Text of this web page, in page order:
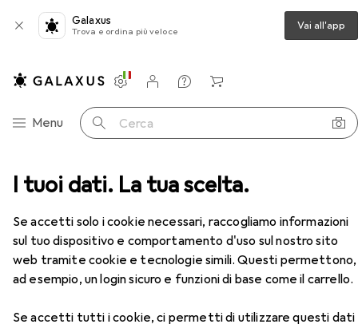
I tuoi dati. La tua scelta.
Se accetti solo i cookie necessari, raccogliamo informazioni
sul tuo dispositivo e comportamento d'uso sul nostro sito
web tramite cookie e tecnologie simili. Questi permettono,
ad esempio, un login sicuro e funzioni di base come il carrello.
Se accetti tutti i cookie, ci permetti di utilizzare questi dati
Galaxus
Trova e ordina più veloce Vai all'app
Categoria Navigazione
Menu Cerca
Impostazioni
Conto cliente
Liste di confronto
Liste dei desideri
Carrello
+ orologi Orologio da parete Karlsson Sunburst
Karlsson Sunburst
50 cm